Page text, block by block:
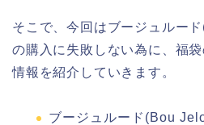
そこで、今回はブージュルー
の購入に失敗しない為に、福
情報を紹介していきます。
ブージュルード(Bou